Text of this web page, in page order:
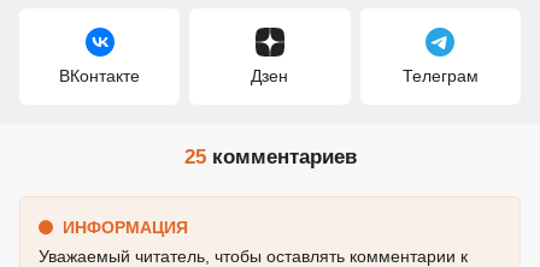
ВКонтакте Дзен Телеграм
25комментариев
ИНФОРМАЦИЯ
Уважаемый читатель, чтобы оставлять комментарии к